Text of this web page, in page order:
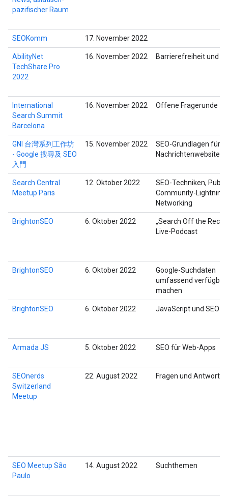
pazifischer Raum
SEOKomm 17. November 2022
AbilityNet
TechShare Pro
2022
16. November 2022 Barrierefreiheit und
International
Search Summit
Barcelona
16. November 2022 Offene Fragerunde
GNI 台灣系列工作坊
- Google 搜尋及 SEO
入門
15. November 2022
SEO-Grundlagen für
Nachrichtenwebsites
Search Central
Meetup Paris
12. Oktober 2022
SEO-Techniken, Pub-
Community-
Networking
BrightonSEO 6. Oktober 2022
„Search Off the
Live-Podcast
BrightonSEO 6. Oktober 2022
Google-Suchdaten
umfassend verfügbar
machen
BrightonSEO 6. Oktober 2022 JavaScript und SEO
Armada JS 5. Oktober 2022 SEO für Web-Apps
SEOnerds
Switzerland
Meetup
22. August 2022 Fragen und Antworten
SEO Meetup São
Paulo
14. August 2022 Suchthemen